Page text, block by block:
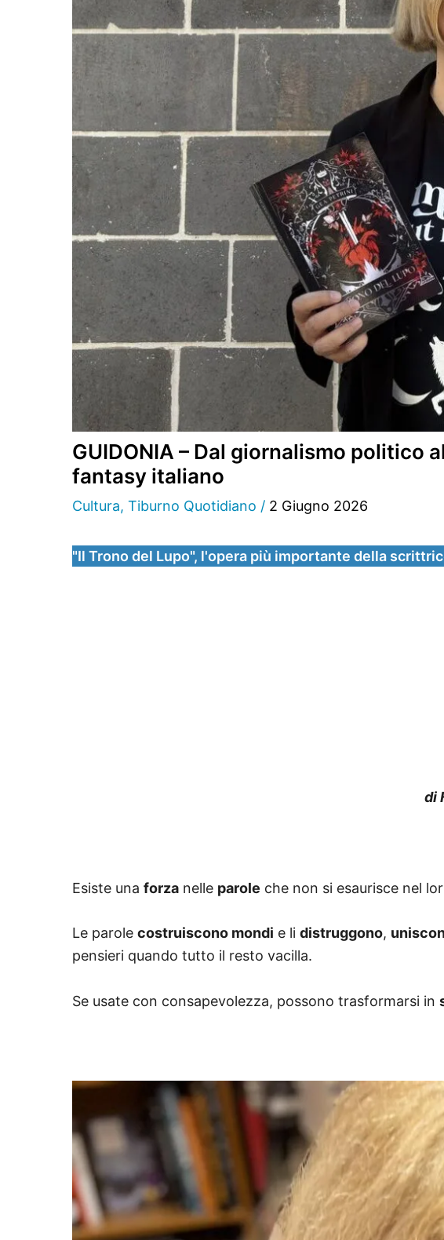
GUIDONIA – Dal giornalismo politico
fantasy italiano
Cultura, Tiburno Quotidiano / 2 Giugno 2026
"Il Trono del Lupo", l'opera più importante della
di
Esiste una forza nelle parole che non si esaurisce nel
Le parole costruiscono mondi e li distruggono,
pensieri quando tutto il resto vacilla.
Se usate con consapevolezza, possono trasformarsi in